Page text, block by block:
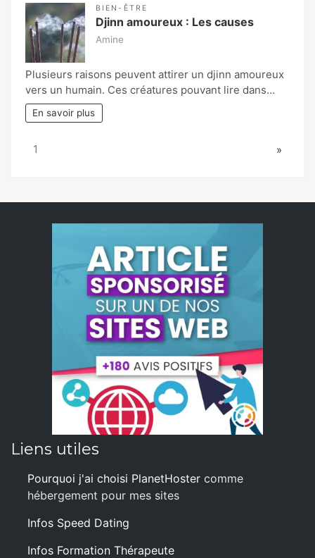
BIEN-ÊTRE
Djinn amoureux : Les causes
Amine
Plusieurs raisons peuvent attirer un djinn amoureux
vers un humain. Ces créatures pouvant lire dans…
En savoir plus
Page:
1 Next
»
Liens utiles
Pourquoi j'ai choisi PlanetHoster comme
hébergement pour mes sites
Infos Speed Dating
Infos Formation Thérapeute